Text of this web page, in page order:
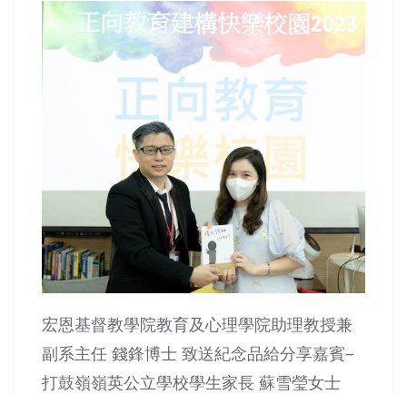
宏恩基督教學院教育及心理學院助理教授兼
副系主任 錢鋒博士 致送紀念品給分享嘉賓–
打鼓嶺嶺英公立學校學生家長 蘇雪瑩女士